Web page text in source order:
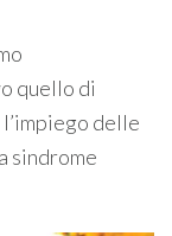
quello di
delle
sindrome